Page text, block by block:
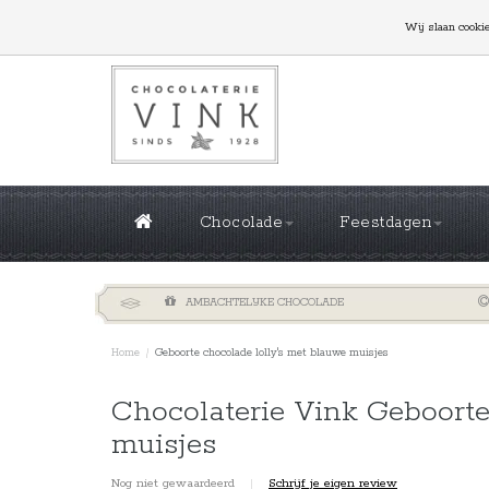
GROTE OPLAGES NODIG? NEEM CONTACT MET
Chocolade Feestdagen
AMBACHTELIJKE CHOCOLADE
Home / Geboorte chocolade lolly's met blauwe muisjes
Chocolaterie Vink
muisjes
Nog niet gewaardeerd | Schrijf je eigen review
Wij slaan